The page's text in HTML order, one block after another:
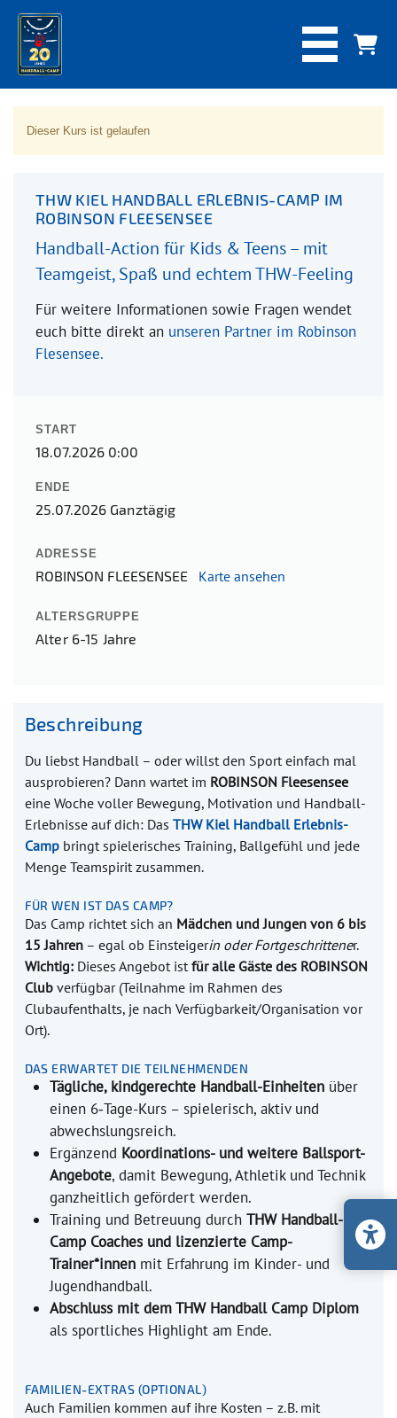
Dieser Kurs ist gelaufen
THW KIEL HANDBALL ERLEBNIS-CAMP IM
ROBINSON FLEESENSEE
Handball-Action für Kids & Teens – mit
Teamgeist, Spaß und echtem THW-Feeling
Für weitere Informationen sowie Fragen wendet
euch bitte direkt an unseren Partner im Robinson
Flesensee.
START
18.07.2026 0:00
ENDE
25.07.2026 Ganztägig
ADRESSE
ROBINSON FLEESENSEE Karte ansehen
ALTERSGRUPPE
Alter 6-15 Jahre
Beschreibung
Du liebst Handball – oder willst den Sport einfach mal
ausprobieren? Dann wartet im ROBINSON Fleesensee
eine Woche voller Bewegung, Motivation und Handball-
Erlebnisse auf dich: Das THW Kiel Handball Erlebnis-
Campbringt spielerisches Training, Ballgefühl und jede
Menge Teamspirit zusammen.
FÜR WEN IST DAS CAMP?
Das Camp richtet sich an Mädchen und Jungen von 6 bis
15 Jahren– egal ob Einsteigerin oder Fortgeschrittener.
Wichtig:Dieses Angebot ist für alle Gäste des ROBINSON
Clubverfügbar (Teilnahme im Rahmen des
Clubaufenthalts, je nach Verfügbarkeit/Organisation vor
Ort).
DAS ERWARTET DIE TEILNEHMENDEN
Tägliche, kindgerechte Handball-Einheitenüber
einen 6‑Tage-Kurs – spielerisch, aktiv und
abwechslungsreich.
Ergänzend Koordinations- und weitere Ballsport-
Angebote, damit Bewegung, Athletik und Technik
ganzheitlich gefördert werden.
Training und Betreuung durch THW Handball-
Camp Coaches und lizenzierte Camp-
Trainer*innenmit Erfahrung im Kinder- und
Jugendhandball.
Abschluss mit dem THW Handball Camp Diplom
als sportliches Highlight am Ende.
FAMILIEN-EXTRAS (OPTIONAL)
Auch Familien kommen auf ihre Kosten – z. B. mit